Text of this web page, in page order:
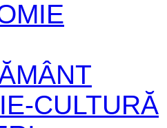
CULTURĂ